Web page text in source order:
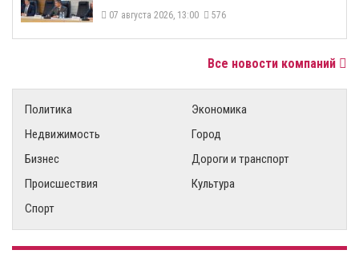
07 августа 2026, 13:00 576
Все новости компаний
Политика
Экономика
Недвижимость
Город
Бизнес
Дороги и транспорт
Происшествия
Культура
Спорт